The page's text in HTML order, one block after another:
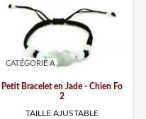
CATÉGORIE A
Petit Bracelet en Jade - Chien Fo
2
TAILLE AJUSTABLE